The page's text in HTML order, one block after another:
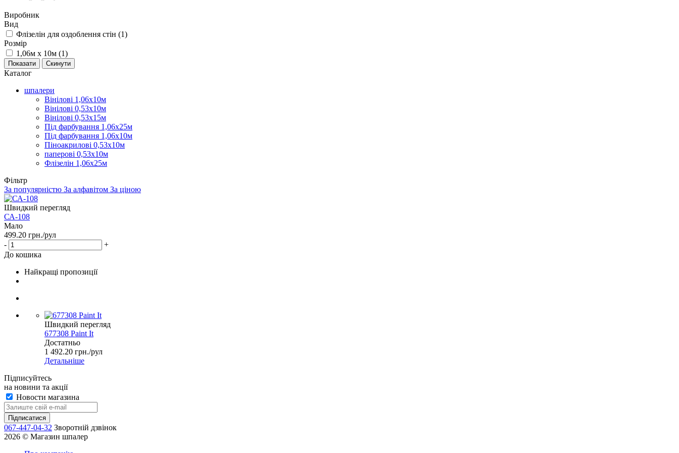
Виробник
Вид
Флізелін для оздоблення стін (1)
Розмір
1,06м х 10м (1)
Каталог
шпалери
Вінілові 1,06х10м
Вінілові 0,53х10м
Вінілові 0,53х15м
Під фарбування 1,06х25м
Під фарбування 1,06х10м
Піноакрилові 0,53х10м
паперові 0,53х10м
Флізелін 1,06х25м
Фільтр
За популярністю За алфавітом За ціною
Швидкий перегляд
СА-108
Мало
499.20 грн./рул
-
+
До кошика
Найкращі пропозиції
Швидкий перегляд
677308 Paint It
Достатньо
1 492.20 грн./рул
Детальніше
Підписуйтесь
на новини та акції
Новости магазина
067-447-04-32 Зворотній дзвінок
2026 © Магазин шпалер